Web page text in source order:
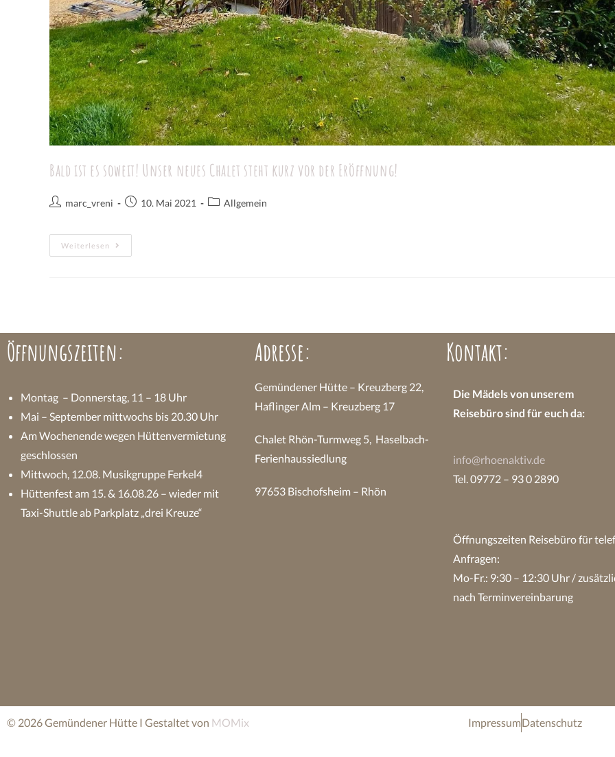
Bald ist es soweit! Unser neues Chalet steht kurz vor der Eröffnung!
marc_vreni 10. Mai 2021 Allgemein
Weiterlesen
Öffnungszeiten:
Montag – Donnerstag, 11 – 18 Uhr
Mai – September mittwochs bis 20.30 Uhr
Am Wochenende wegen Hüttenvermietung
geschlossen
Mittwoch, 12.08. Musikgruppe Ferkel4
Hüttenfest am 15. & 16.08.26 – wieder mit
Taxi-Shuttle ab Parkplatz „drei Kreuze“
Adresse:
Gemündener Hütte – Kreuzberg 22,
Haflinger Alm – Kreuzberg 17
Chalet Rhön-Turmweg 5, Haselbach-
Ferienhaussiedlung
97653 Bischofsheim – Rhön
Kontakt:
Die Mädels von unserem
Reisebüro sindfür euch da:
info@rhoenaktiv.de
Tel. 09772 – 93 0 2890
Öffnungszeiten Reisebürofür
Anfragen:
Mo-Fr.: 9:30 – 12:30 Uhr /
nach Terminvereinbarung
© 2026 Gemündener Hütte I Gestaltet von MOMix ImpressumDatenschutz